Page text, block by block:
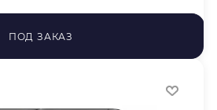
ПОД ЗАКАЗ